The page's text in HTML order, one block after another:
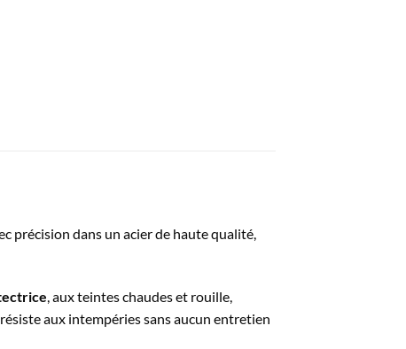
précision dans un acier de haute qualité,
, aux teintes chaudes et rouille,
aux intempéries sans aucun entretien